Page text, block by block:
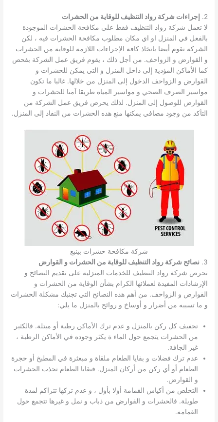
2.
إجراءات شركة رواد التنظيف للوقاية من الحشرات
لا تعمل شركة رواد التنظيف فقط على مكافحة الحشرات الموجودة
بالفعل في المنزل او اي مكان مطلوب مكافحة الحشرات فيه ، لكن
الشركة تقوم أيضا باتخاذ كافة الإجراءات اللازمة للوقاية من الحشرات
و القوارض و الزواحف. من أجل ذلك ، يقوم فريق عمل الشركة بفحص
كما الأماكن المؤدية إلى داخل المنزل و التي يمكن للحشرات و
القوارض و الزواحف الدخول إلى المنزل من خلالها. غالبا ما تكون
مواسير الصرف الصحي و مواسير المياة طريقا آمنا للحشرات و
القوارض للوصول إلى المنزل. لذلك يحرص فريق عمل الشركة من
التأكد من وجود مصافي يمكنها منع هذه الحشرات من النفاذ إلى المنزل.
شركة مكافحة حشرات بينبع
3. نصائح شركة رواد التنظيف للوقاية من الحشرات و القوارض
تحرص شركة رواد التنظيف للخدمات المنزلية على تقديم النصائح و
الإرشادات المفيدة لعملائها الكرام بشأن الوقاية من الحشرات و
القوارض و الزواحف. من أهم هذه النصائح التي تجنبك مشكلة الحشرات
و ما تسببه من أضرار و أوساخ و روائح بالمنزل ما يلي:
تجفيف كل ركن بالمنزل و عدم ترك الأماكن رطبة أو مبتلة. فالكثير
من الحشرات يتجمع حول الماء ة يكثر وجوده في الأماكن الرطبة ،
غير الجافة.
عدم ترك فضلات و بقايا الطعام ملقاة و مبعثرة في المطبخ أو حجرة
الطعام أو أي ركن من أركان المنزل. فبقايا الطعام تجذب الحشرات
و القوارض.
التخلص من أكياس القمامة أولا بأول ، و عدم تركها تتراكم لمدة
طويلة. فالحشرات و القوارض من ذباب و نمل و غيرها تتجمع حول
القمامة.